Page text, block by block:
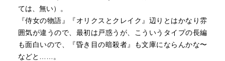
ては、無い）。
『侍女の物語』『オリクスとクレイク』辺りとはかなり雰
囲気が違うので、最初は戸惑うが、こういうタイプの長編
も面白いので、『昏き目の暗殺者』も文庫にならんかな〜
などと……。